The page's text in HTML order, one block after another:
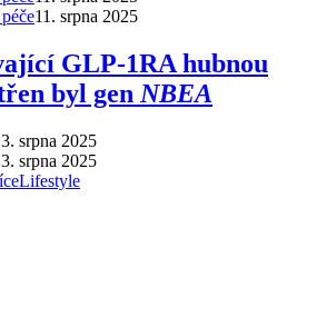
11. srpna 2025
GLP-1RA hubnou
byl gen NBEA
srpna 2025
srpna 2025
Lifestyle